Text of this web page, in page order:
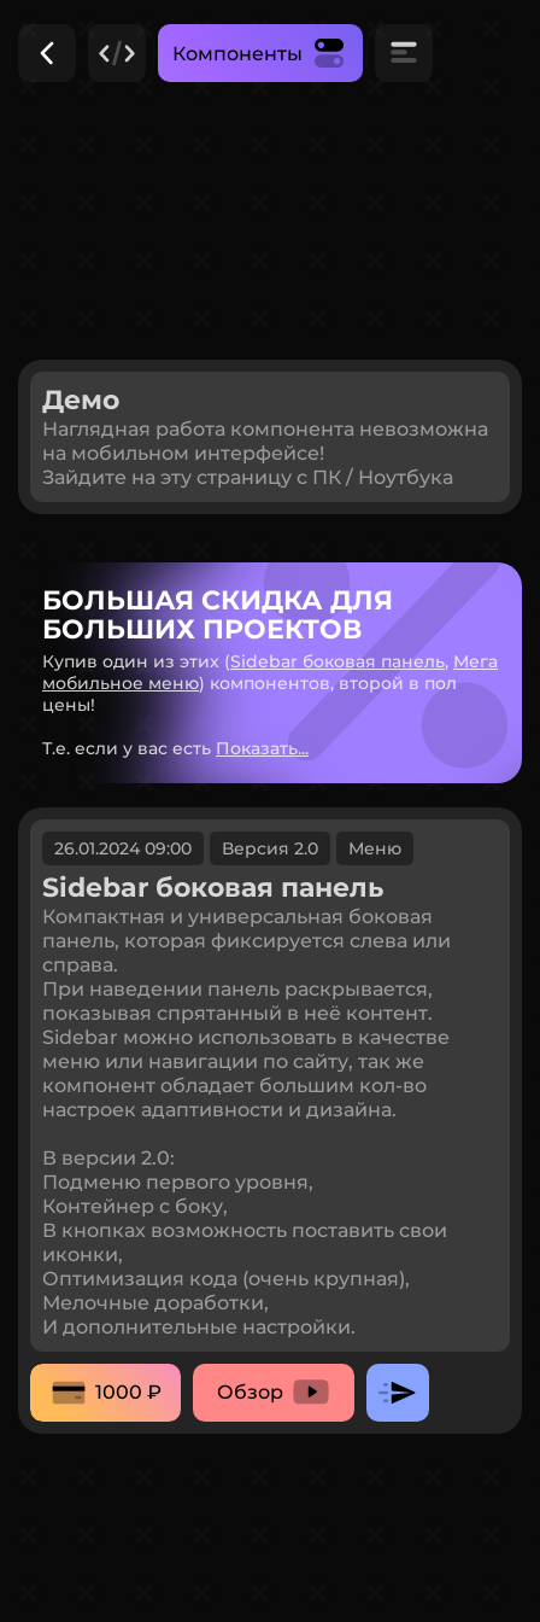
Компоненты
Демо
Наглядная работа компонента невозможна
на мобильном интерфейсе!
Зайдите на эту страницу с ПК / Ноутбука
БОЛЬШАЯ СКИДКА ДЛЯ
БОЛЬШИХ ПРОЕКТОВ
Купив один из этих (Sidebar боковая панель, Мега
мобильное меню) компонентов, второй в пол
цены!
Т.е. если у вас есть Показать...
26.01.2024 09:00 Версия 2.0 Меню
Sidebar боковая панель
Компактная и универсальная боковая
панель, которая фиксируется слева или
справа.
При наведении панель раскрывается,
показывая спрятанный в неё контент.
Sidebar можно использовать в качестве
меню или навигации по сайту, так же
компонент обладает большим кол-во
настроек адаптивности и дизайна.
В версии 2.0:
Подменю первого уровня,
Контейнер с боку,
В кнопках возможность поставить свои
иконки,
Оптимизация кода (очень крупная),
Мелочные доработки,
И дополнительные настройки.
1000 ₽ Обзор